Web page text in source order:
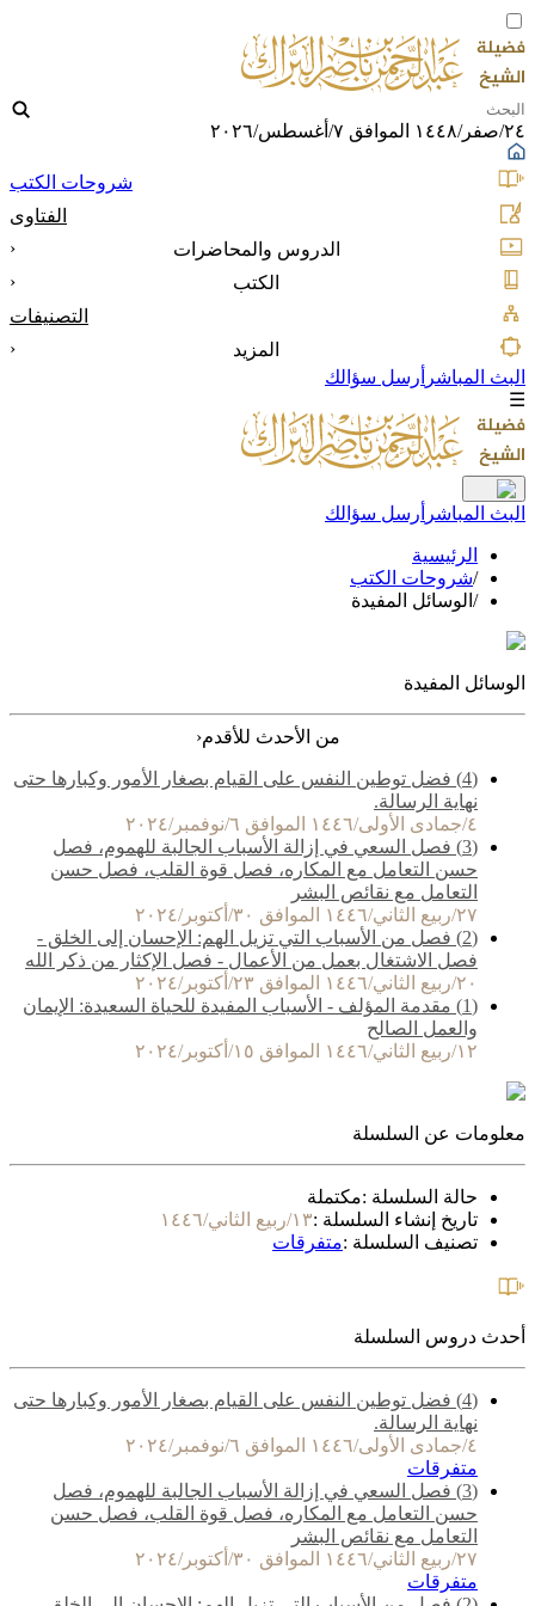
٢٤/صفر/١٤٤٨ الموافق ٧/أغسطس/٢٠٢٦
شروحات الكتب
الفتاوى
الدروس والمحاضرات
‹
الكتب
‹
التصنيفات
المزيد
‹
البث المباشر أرسل سؤالك
☰
البث المباشر أرسل سؤالك
الرئيسية
/شروحات الكتب
/ الوسائل المفيدة
الوسائل المفيدة
من الأحدث للأقدم‹
(4) فضل توطين النفس على القيام بصغار الأمور وكبارها حتى
نهاية الرسالة.
٤/جمادى الأولى/١٤٤٦ الموافق ٦/نوفمبر/٢٠٢٤
(3) فصل السعي في إزالة الأسباب الجالبة للهموم، فصل
حسن التعامل مع المكاره، فصل قوة القلب، فصل حسن
التعامل مع نقائص البشر
٢٧/ربيع الثاني/١٤٤٦ الموافق ٣٠/أكتوبر/٢٠٢٤
(2) فصل من الأسباب التي تزيل الهم: الإحسان إلى الخلق -
فصل الاشتغال بعمل من الأعمال - فصل الإكثار من ذكر الله
٢٠/ربيع الثاني/١٤٤٦ الموافق ٢٣/أكتوبر/٢٠٢٤
(1) مقدمة المؤلف - الأسباب المفيدة للحياة السعيدة: الإيمان
والعمل الصالح
١٢/ربيع الثاني/١٤٤٦ الموافق ١٥/أكتوبر/٢٠٢٤
معلومات عن السلسلة
حالة السلسلة :مكتملة
تاريخ إنشاء السلسلة :١٣/ربيع الثاني/١٤٤٦
تصنيف السلسلة :متفرقات
أحدث دروس السلسلة
(4) فضل توطين النفس على القيام بصغار الأمور وكبارها حتى
نهاية الرسالة.
٤/جمادى الأولى/١٤٤٦ الموافق ٦/نوفمبر/٢٠٢٤
متفرقات
(3) فصل السعي في إزالة الأسباب الجالبة للهموم، فصل
حسن التعامل مع المكاره، فصل قوة القلب، فصل حسن
التعامل مع نقائص البشر
٢٧/ربيع الثاني/١٤٤٦ الموافق ٣٠/أكتوبر/٢٠٢٤
متفرقات